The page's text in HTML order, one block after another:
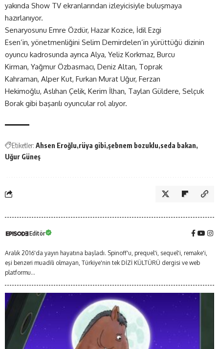
yakında Show TV ekranlarından izleyicisiyle buluşmaya
hazırlanıyor.
Senaryosunu Emre Özdür, Hazar Kozice, İdil Ezgi
Esen’in, yönetmenliğini Selim Demirdelen’in yürüttüğü dizinin
oyuncu kadrosunda ayrıca Alya, Yeliz Korkmaz, Burcu
Kirman, Yağmur Özbasmacı, Deniz Altan, Toprak
Kahraman, Alper Kut, Furkan Murat Uğur, Ferzan
Hekimoğlu, Aslıhan Çelik, Kerim İlhan, Taylan Güldere, Selçuk
Borak gibi başarılı oyuncular rol alıyor.
Etiketler: Ahsen Eroğlu rüya gibi şebnem bozuklu seda bakan
Uğur Güneş
Editör
Aralık 2016'da yayın hayatına başladı. Spinoff'u, prequel'i, sequel'i, remake'i,
eşi benzeri muadili olmayan, Türkiye'nin tek DİZİ KÜLTÜRÜ dergisi ve web
platformu...